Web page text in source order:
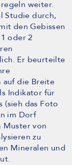
weiter.
Studie durch,
den Gebissen
oder 2
Er beurteilte
auf die Breite
Indikator für
(sieh das Foto
im Dorf
Muster von
zu
Mineralen und